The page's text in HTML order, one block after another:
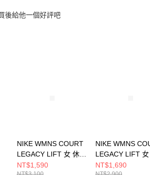
後給他一個好評吧
NIKE WMNS COURT
LEGACY LIFT 女 休閒
鞋 FZ2606200
NT$1,590
NIKE WMNS
LEGACY LIFT
鞋 HQ2307100
NT$1,690